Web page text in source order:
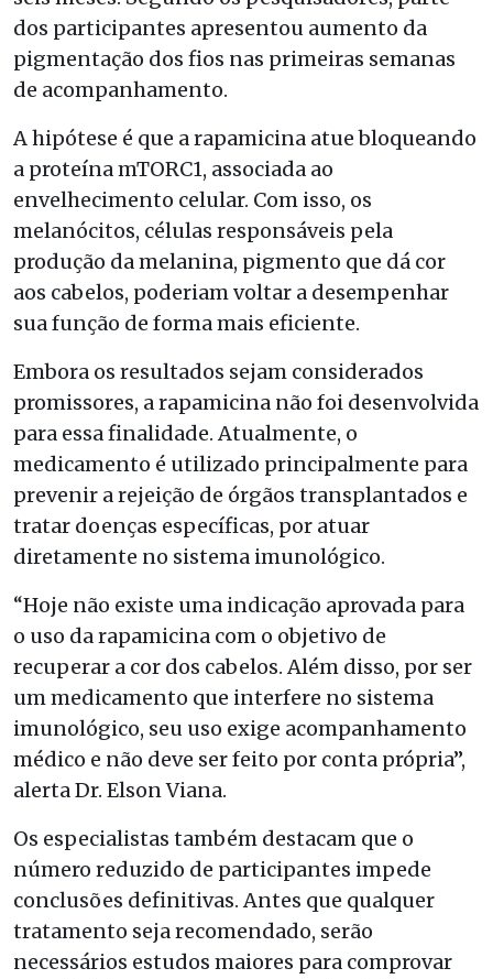
dos participantes apresentou aumento da
pigmentação dos fios nas primeiras semanas
de acompanhamento.
A hipótese é que a rapamicina atue bloqueando
a proteína mTORC1, associada ao
envelhecimento celular. Com isso, os
melanócitos, células responsáveis pela
produção da melanina, pigmento que dá cor
aos cabelos, poderiam voltar a desempenhar
sua função de forma mais eficiente.
Embora os resultados sejam considerados
promissores, a rapamicina não foi desenvolvida
para essa finalidade. Atualmente, o
medicamento é utilizado principalmente para
prevenir a rejeição de órgãos transplantados e
tratar doenças específicas, por atuar
diretamente no sistema imunológico.
“Hoje não existe uma indicação aprovada para
o uso da rapamicina com o objetivo de
recuperar a cor dos cabelos. Além disso, por ser
um medicamento que interfere no sistema
imunológico, seu uso exige acompanhamento
médico e não deve ser feito por conta própria”,
alerta Dr. Elson Viana.
Os especialistas também destacam que o
número reduzido de participantes impede
conclusões definitivas. Antes que qualquer
tratamento seja recomendado, serão
necessários estudos maiores para comprovar